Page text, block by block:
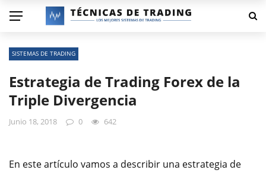
SISTEMAS DE TRADING
Estrategia de Trading Forex de la
Triple Divergencia
Junio 18, 2018 0 642
En este artículo vamos a describir una estrategia de